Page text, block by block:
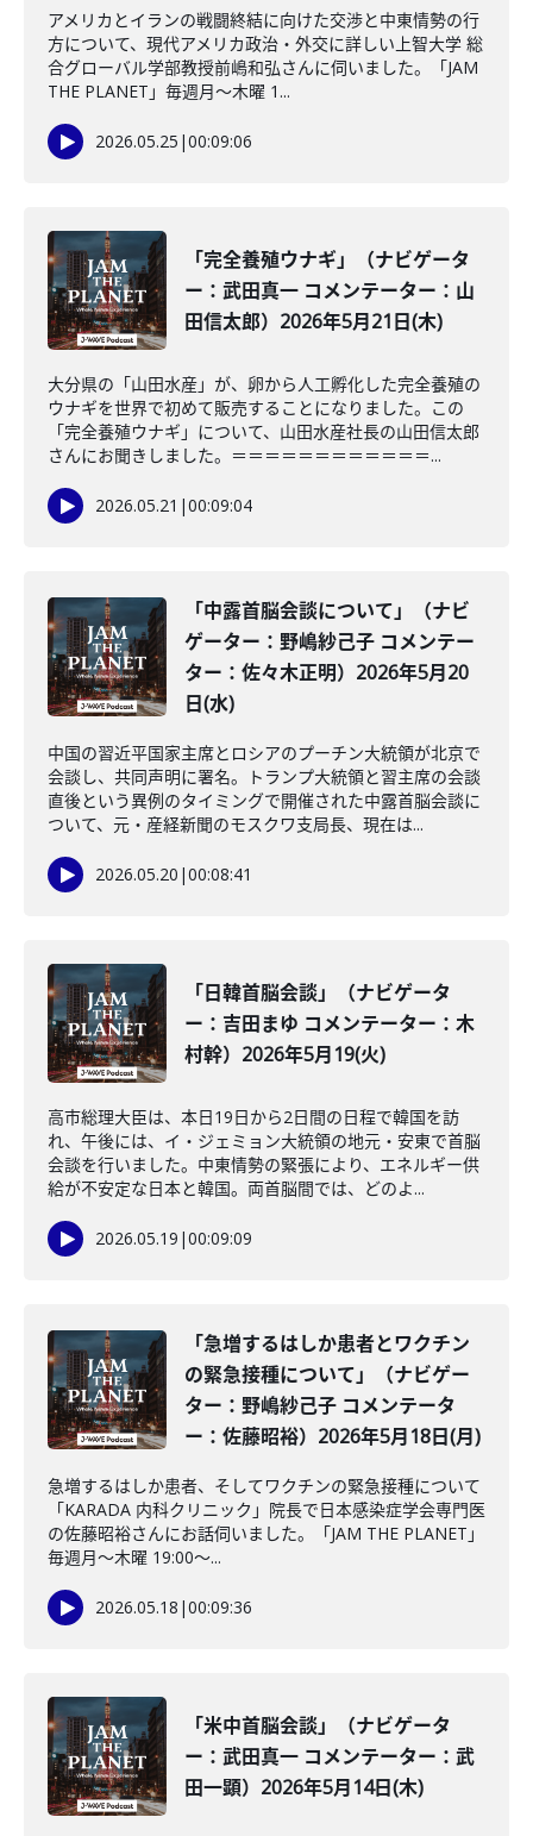
アメリカとイランの戦闘終結に向けた交渉と中東情勢の行
方について、現代アメリカ政治・外交に詳しい上智大学 総
合グローバル学部教授前嶋和弘さんに伺いました。「JAM
THE PLANET」毎週月～木曜 1...
2026.05.25 |00:09:06
「完全養殖ウナギ」（ナビゲータ
ー：武田真一 コメンテーター：山
田信太郎）2026年5月21日(木)
大分県の「山田水産」が、卵から人工孵化した完全養殖の
ウナギを世界で初めて販売することになりました。この
「完全養殖ウナギ」について、山田水産社長の山田信太郎
さんにお聞きしました。＝＝＝＝＝＝＝＝＝＝＝＝...
2026.05.21 |00:09:04
「中露首脳会談について」（ナビ
ゲーター：野嶋紗己子 コメンテー
ター：佐々木正明）2026年5月20
日(水)
中国の習近平国家主席とロシアのプーチン大統領が北京で
会談し、共同声明に署名。トランプ大統領と習主席の会談
直後という異例のタイミングで開催された中露首脳会談に
ついて、元・産経新聞のモスクワ支局長、現在は...
2026.05.20 |00:08:41
「日韓首脳会談」（ナビゲータ
ー：吉田まゆ コメンテーター：木
村幹）2026年5月19(火)
高市総理大臣は、本日19日から2日間の日程で韓国を訪
れ、午後には、イ・ジェミョン大統領の地元・安東で首脳
会談を行いました。中東情勢の緊張により、エネルギー供
給が不安定な日本と韓国。両首脳間では、どのよ...
2026.05.19 |00:09:09
「急増するはしか患者とワクチン
の緊急接種について」（ナビゲー
ター：野嶋紗己子 コメンテータ
ー：佐藤昭裕）2026年5月18日(月)
急増するはしか患者、そしてワクチンの緊急接種について
「KARADA 内科クリニック」院長で日本感染症学会専門医
の佐藤昭裕さんにお話伺いました。「JAM THE PLANET」
毎週月～木曜 19:00～...
2026.05.18 |00:09:36
「米中首脳会談」（ナビゲータ
ー：武田真一 コメンテーター：武
田一顕）2026年5月14日(木)